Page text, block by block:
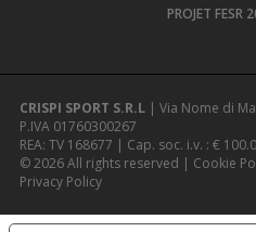
PROJET FESR
CRISPI SPORT S.R.L | Via Nome di
P.IVA 01760300267
REA: TV 168677 | Cap. soc. i.v. : €
© 2026 All rights reserved | Cookie
Privacy Policy